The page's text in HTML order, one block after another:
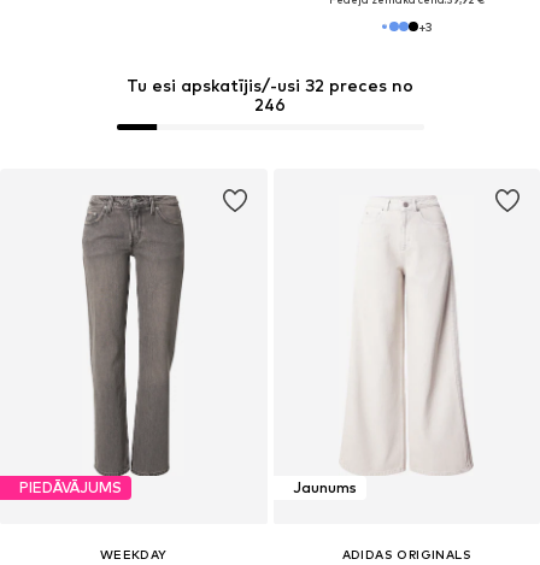
+3
PIEDĀVĀJUMS
WEEKDAY
Jaunums
ADIDAS ORIGINALS
Tu esi apskatījis/-usi 32 preces no
246